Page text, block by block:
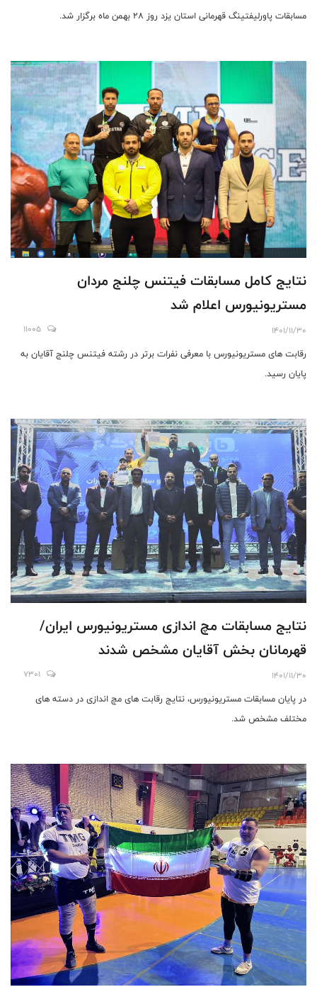
مسابقات پاورلیفتینگ قهرمانی استان یزد روز 28 بهمن ماه برگزار شد.
نتايج كامل مسابقات فيتنس چلنج مردان
مستريونيورس اعلام شد
1401/11/30
11005
رقابت های مستریونیورس با معرفی نفرات برتر در رشته فیتنس چلنج آقایان به
پایان رسید.
نتايج مسابقات مچ اندازى مستريونيورس ايران/
قهرمانان بخش آقايان مشخص شدند
1401/11/30
7301
در پايان مسابقات مستريونيورس، نتايج رقابت هاى مچ اندازى در دسته هاى
مختلف مشخص شد.